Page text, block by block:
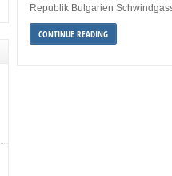
Republik Bulgarien
CONTINUE READING